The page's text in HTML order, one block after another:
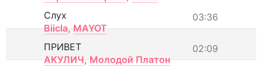
03:36
Слух
Biicla, MAYOT
02:09
ПРИВЕТ
АКУЛИЧ, Молодой Платон